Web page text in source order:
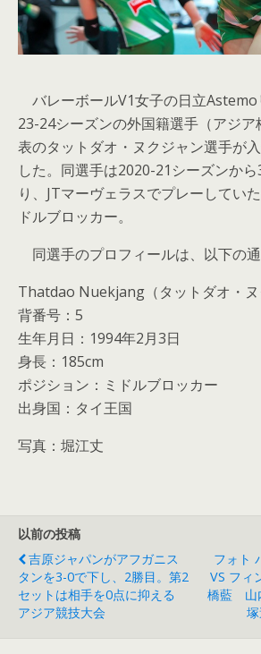
バレーボールV1女子の日立Astemo
23-24シーズンの外国籍選手（アジ
表のタットダオ・ヌクジャン選手が
した。同選手は2020-21シーズンか
り、JTマーヴェラスでプレーしてい
ドルブロッカー。
同選手のプロフィールは、以下の通
Thatdao Nuekjang（タットダオ・ヌ
背番号：5
生年月日：1994年2月3日
身長：185cm
ポジション：ミドルブロッカー
出身国：タイ王国
写真：堀江丈
以前の投稿
吉原ジャパンがアフガニス
タンを3-0で下し、2勝目。第2
セットは相手を0点に抑える
アジア競技大会
フォト
VS フィ
橋藍 山